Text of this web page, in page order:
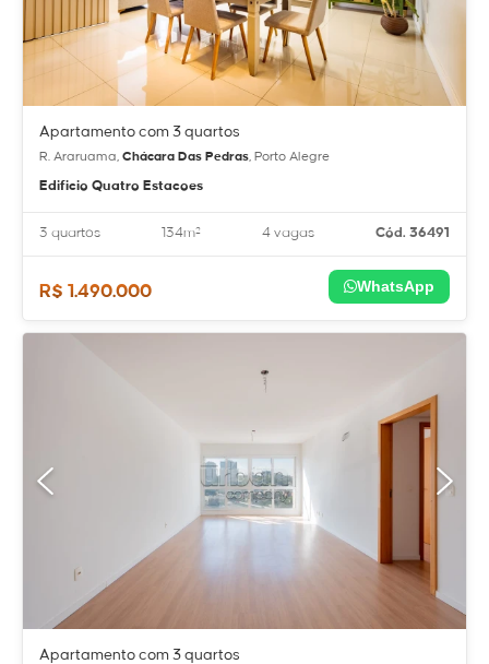
Apartamento com 3 quartos
R. Araruama, Chácara Das Pedras, Porto Alegre
Edificio Quatro Estacoes
3 quartos 134m² 4 vagas Cód. 36491
R$ 1.490.000 WhatsApp
Apartamento com 3 quartos